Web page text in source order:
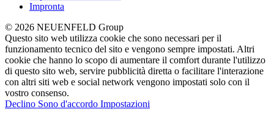
Impronta
© 2026 NEUENFELD Group
Questo sito web utilizza cookie che sono necessari per il
funzionamento tecnico del sito e vengono sempre impostati. Altri
cookie che hanno lo scopo di aumentare il comfort durante l'utilizzo
di questo sito web, servire pubblicità diretta o facilitare l'interazione
con altri siti web e social network vengono impostati solo con il
vostro consenso.
Declino Sono d'accordo Impostazioni